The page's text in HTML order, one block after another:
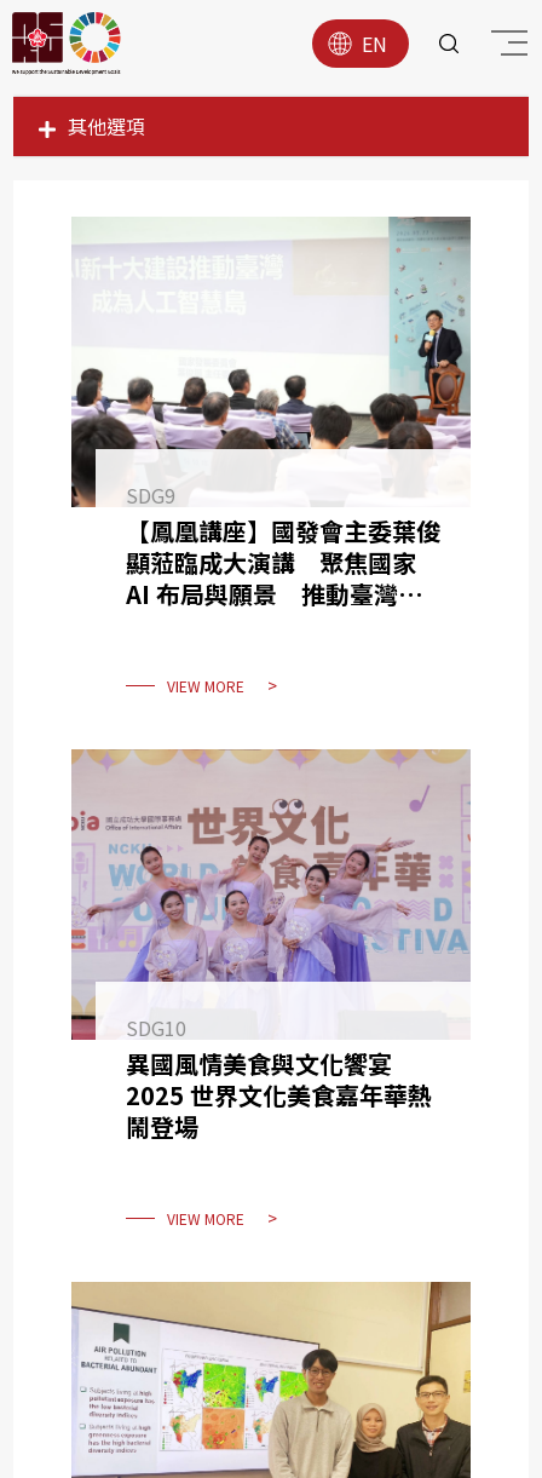
EN
其他選項
SDG1
SDG3
SDG6
SDG7
SDG10
SDG11
SDG13
SDG15
SDG16
SDG17
SDG9
【鳳凰講座】國發會主委葉俊
顯蒞臨成大演講 聚焦國家
AI 布局與願景 推動臺灣成
VIEW MORE
SDG10
異國風情美食與文化饗宴
2025 世界文化美食嘉年華熱
鬧登場
VIEW MORE